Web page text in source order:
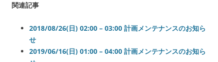
関連記事
2018/08/26(日) 02:00 – 03:00 計画メンテナンスのお知ら
せ
2019/06/16(日) 01:00 – 04:00 計画メンテナンスのお知ら